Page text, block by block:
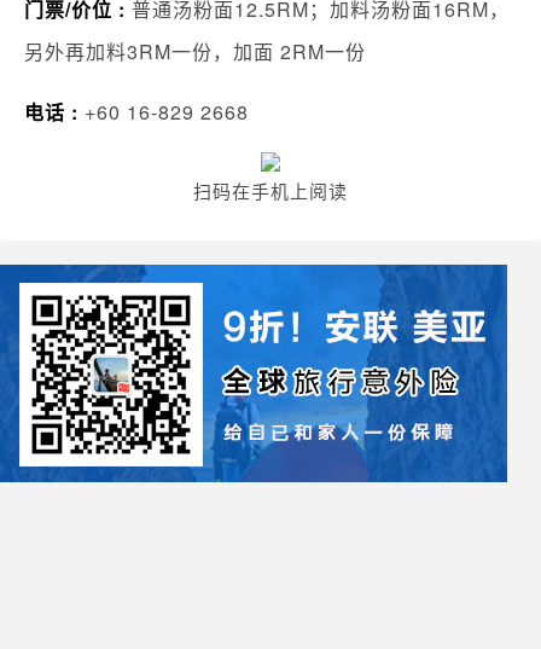
门票/价位 : 普通汤粉面12.5RM；加料汤粉面16RM，
另外再加料3RM一份，加面 2RM一份
电话 : +60 16-829 2668
扫码在手机上阅读